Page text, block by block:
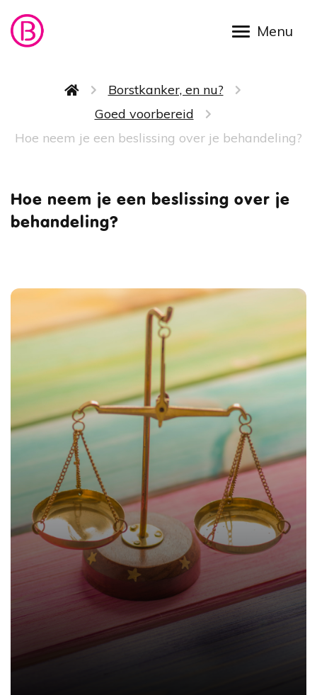
Overslaan en naar de inhoud gaan
Kruimelpad
Borstkanker, en nu?
Goed voorbereid
Hoe neem je een beslissing over je behandeling?
Hoe neem je een beslissing over je
behandeling?